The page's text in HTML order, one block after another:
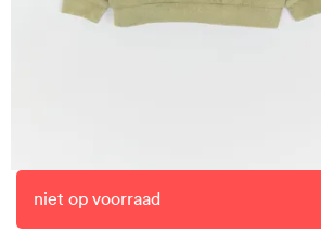
niet op voorraad